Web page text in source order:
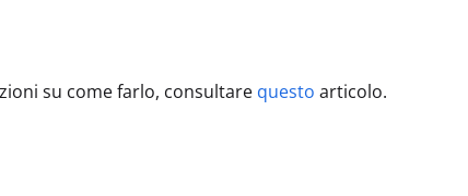
su come farlo, consultare questo articolo.